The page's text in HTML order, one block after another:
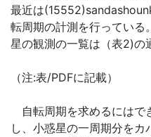
最近は
転周期の計測を行ってい
星の観測の一覧は（表2)の
（注:表/PDFに記載）
自転周期を求めるにはで
し、小惑星の一周期分をカ